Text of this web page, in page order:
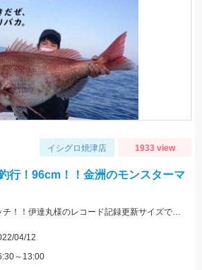
イシグロ焼津店 1933 view
行！96cm！！金洲のモンスターマ
念願の90UPマダイをキャッチ！！伊達丸様のレコード記録更新サイズです♪
04/12
～13:00